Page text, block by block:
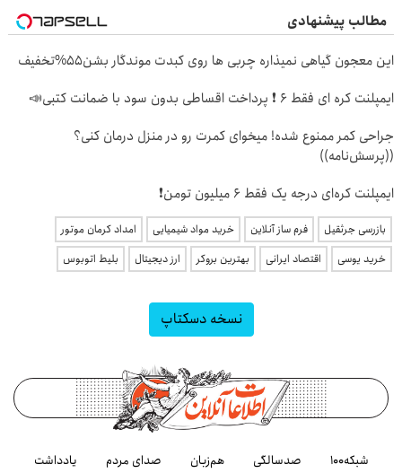
مطالب پیشنهادی
این معجون گیاهی نمیذاره چربی ها روی کبدت موندگار بشن55%تخفیف
ایمپلنت کره ای فقط 6 ❗ پرداخت اقساطی بدون سود با ضمانت کتبی📣
جراحی کمر ممنوع شده! میخوای کمرت رو در منزل درمان کنی؟
((پرسش‌نامه))
ایمپلنت کره‌ای درجه یک فقط 6 میلیون تومن❗
بازرسی جرثقیل فرم ساز آنلاین خرید مواد شیمیایی
امداد کرمان موتور
خرید یوسی
اقتصاد ایرانی بهترین بروکر ارز دیجیتال بلیط اتوبوس
نسخه دسکتاپ
شبکه۱۰۰ صدسالگی هم‌زبان صدای مردم یادداشت